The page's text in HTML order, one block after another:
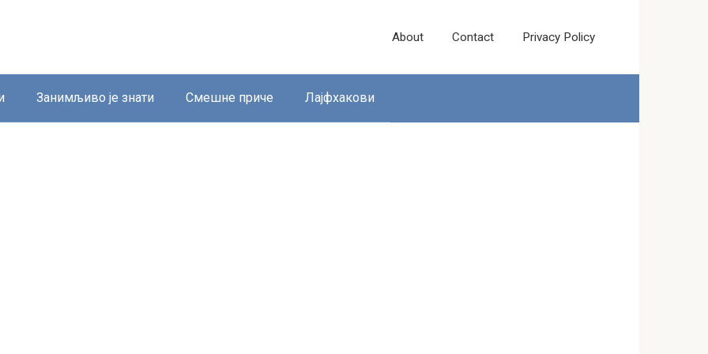
About Contact Privacy Policy
Занимљиво је знати Смешне приче Лајфхакови